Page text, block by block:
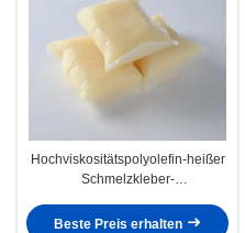
Hochviskositätspolyolefin-heißer
Schmelzkleber-
Zusammensetzung
Beste Preis erhalten